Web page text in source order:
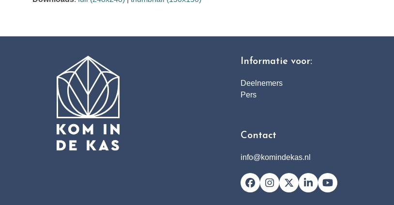
Informatie voor:
Deelnemers
Pers
Contact
info@komindekas.nl
Facebook
Instagram
X LinkedInYouTube